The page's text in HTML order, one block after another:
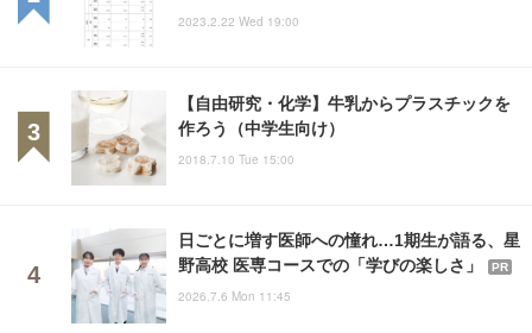
2023.2.22 Wed 19:00
【自由研究・化学】牛乳からプラスチックを
作ろう（中学生向け）
2018.7.10 Tue 15:00
日ごとに増す医師への憧れ…1期生が語る、星
野高校 医専コースでの「学びの楽しさ」
PR
2026.7.6 Mon 11:45